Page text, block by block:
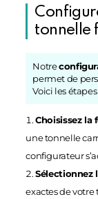
tonnelle
Notre
permet de
Voici les
Choisissez la
une tonnelle
configurateur
Sélectionnez
exactes de